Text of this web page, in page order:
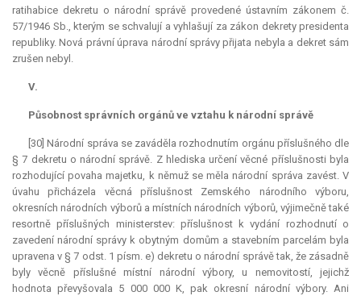
ratihabice dekretu o národní správě provedené ústavním zákonem č.
57/1946 Sb., kterým se schvalují a vyhlašují za zákon dekrety presidenta
republiky. Nová právní úprava národní správy přijata nebyla a dekret sám
zrušen nebyl.
V.
Působnost správních orgánů ve vztahu k národní správě
[30] Národní správa se zaváděla rozhodnutím orgánu příslušného dle
§ 7 dekretu o národní správě. Z hlediska určení věcné příslušnosti byla
rozhodující povaha majetku, k němuž se měla národní správa zavést. V
úvahu přicházela věcná příslušnost Zemského národního výboru,
okresních národních výborů a místních národních výborů, výjimečně také
resortně příslušných ministerstev: příslušnost k vydání rozhodnutí o
zavedení národní správy k obytným domům a stavebním parcelám byla
upravena v § 7 odst. 1 písm. e) dekretu o národní správě tak, že zásadně
byly věcně příslušné místní národní výbory, u nemovitostí, jejichž
hodnota převyšovala 5 000 000 K, pak okresní národní výbory. Ani